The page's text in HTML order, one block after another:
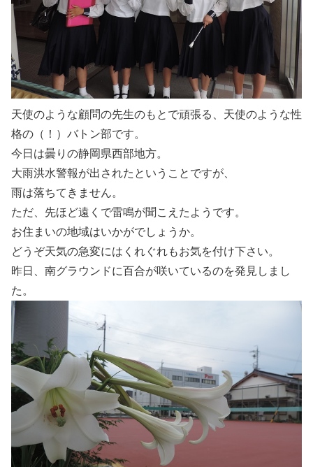
天使のような顧問の先生のもとで頑張る、天使のような性
格の（！）バトン部です。
今日は曇りの静岡県西部地方。
大雨洪水警報が出されたということですが、
雨は落ちてきません。
ただ、先ほど遠くで雷鳴が聞こえたようです。
お住まいの地域はいかがでしょうか。
どうぞ天気の急変にはくれぐれもお気を付け下さい。
昨日、南グラウンドに百合が咲いているのを発見しまし
た。